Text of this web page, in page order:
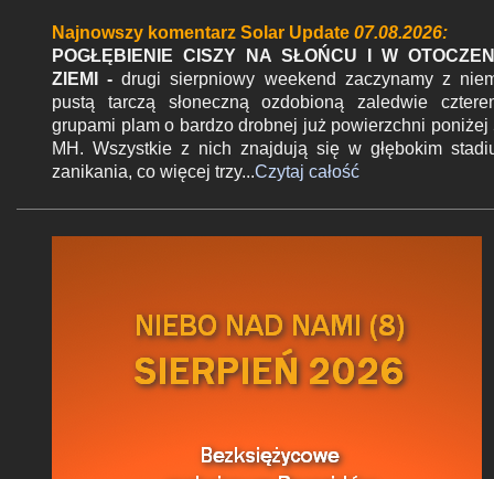
Najnowszy komentarz Solar Update 07.08.2026:
POGŁĘBIENIE CISZY NA SŁOŃCU I W
ZIEMI - drugi sierpniowy weekend zaczynamy z
pustą tarczą słoneczną ozdobioną zaledwie
grupami plam o bardzo drobnej już powierzchni poniżej
MH. Wszystkie z nich znajdują się w głębokim
zanikania, co więcej trzy...Czytaj całość